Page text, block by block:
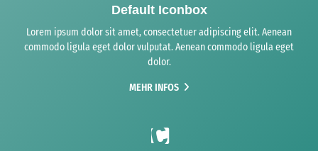
Default Iconbox
Lorem ipsum dolor sit amet, consectetuer adipiscing elit. Aenean
commodo ligula eget dolor vulputat. Aenean commodo ligula eget
dolor.
MEHR INFOS